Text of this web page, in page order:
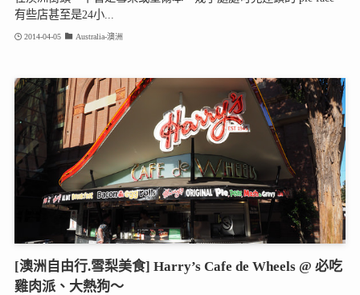
有些店甚至是24小...
2014-04-05 Australia-澳洲
[澳洲自由行.雪梨美食] Harry’s Cafe de Wheels @ 必吃
雞肉派、大熱狗～